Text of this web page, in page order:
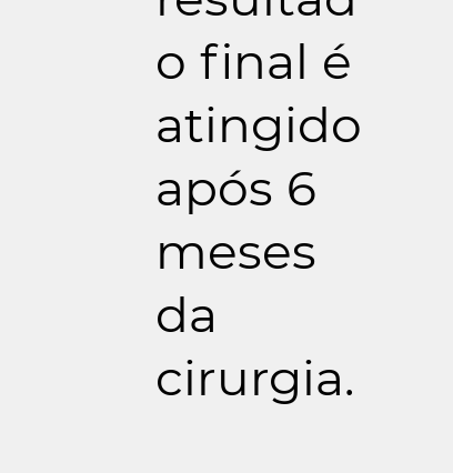
o final é
atingido
após 6
meses
da
cirurgia.